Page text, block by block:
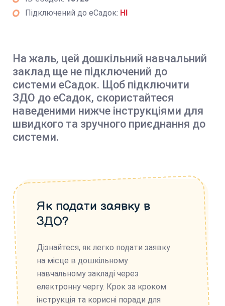
Підключений до еСадок: НІ
На жаль, цей дошкільний навчальний
заклад ще не підключений до
системи еСадок. Щоб підключити
ЗДО до еСадок, скористайтеся
наведеними нижче інструкціями для
швидкого та зручного приєднання до
системи.
Як подати заявку в
ЗДО?
Дізнайтеся, як легко подати заявку
на місце в дошкільному
навчальному закладі через
електронну чергу. Крок за кроком
інструкція та корисні поради для